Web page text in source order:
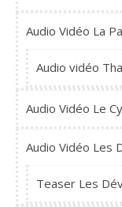
Audio Vidéo La
Audio vidéo
Audio Vidéo Le
Audio Vidéo Les
Teaser Les